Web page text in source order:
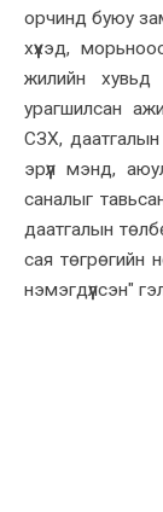
орчинд буюу
хүүхэд,
жилийн хувьд
урагшилсан
СЗХ, даатгалын
эрүүл мэнд,
саналыг
даатгалын
сая төгрөгийн
нэмэгдүүлсэн"